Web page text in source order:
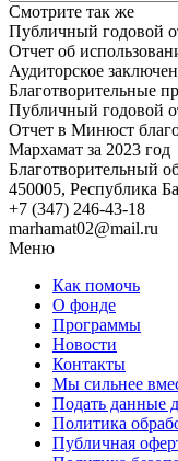
Смотрите так же
Публичный годовой
Отчет об
Аудиторское
Благотворительные
Публичный годовой
Отчет в Минюст
Мархамат за 2023 год
Благотворительный
450005, Республика
+7 (347) 246-43-18
marhamat02@mail.ru
Меню
Как помочь
О фонде
Программы
Новости
Контакты
Мы сильнее
Подать данные
Политика
Публичная